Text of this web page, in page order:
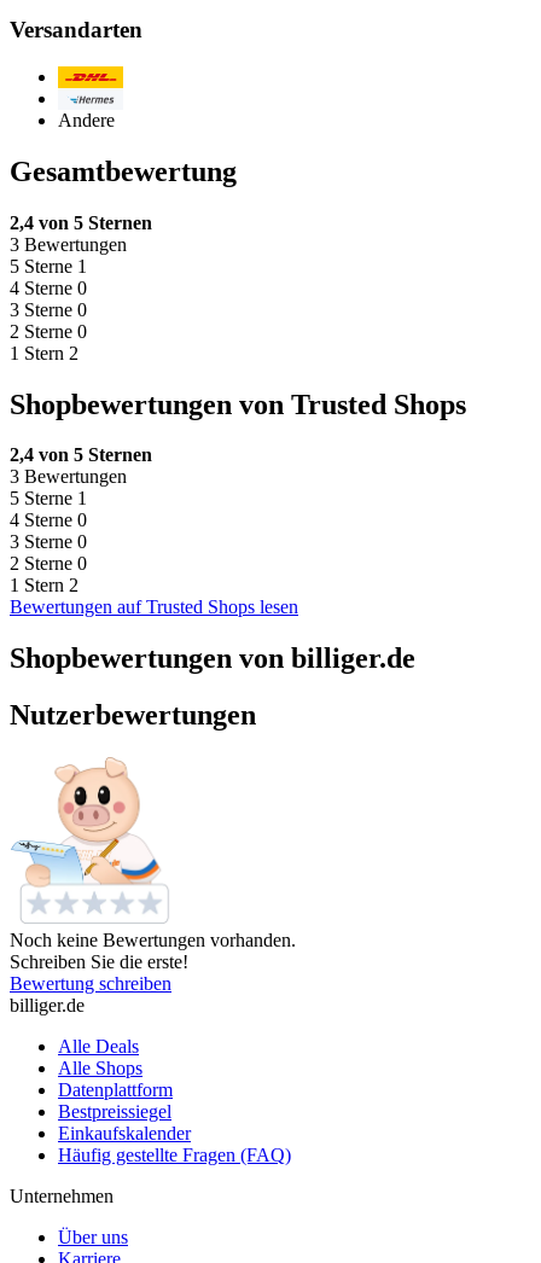
Versandarten
Andere
Gesamtbewertung
2,4 von 5 Sternen
3 Bewertungen
5 Sterne 1
4 Sterne 0
3 Sterne 0
2 Sterne 0
1 Stern 2
Shopbewertungen von Trusted Shops
2,4 von 5 Sternen
3 Bewertungen
5 Sterne 1
4 Sterne 0
3 Sterne 0
2 Sterne 0
1 Stern 2
Bewertungen auf Trusted Shops lesen
Shopbewertungen von billiger.de
Nutzerbewertungen
Noch keine Bewertungen vorhanden.
Schreiben Sie die erste!
Bewertung schreiben
billiger.de
Alle Deals
Alle Shops
Datenplattform
Bestpreissiegel
Einkaufskalender
Häufig gestellte Fragen (FAQ)
Unternehmen
Über uns